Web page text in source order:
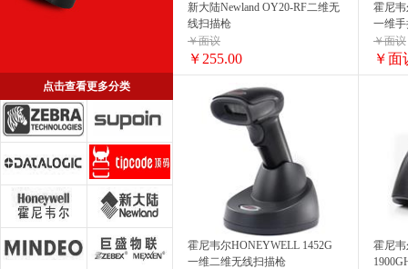
点击查看更多分类
新大陆Newland OY20-RF二维无
线扫描枪
￥面议
￥255.00
霍尼韦
一维
￥面议
￥面
霍尼韦尔HONEYWELL 1452G
一维二维无线扫描枪
霍尼